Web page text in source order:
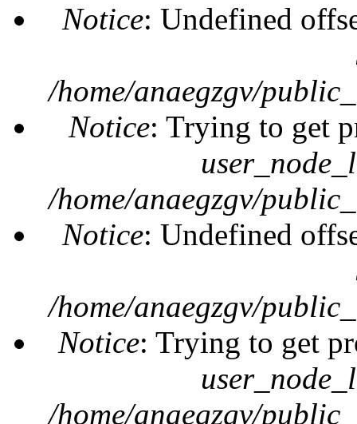
Notice: Undefined
/home/anaegzgv/
Notice: Trying to get
/home/anaegzgv/
Notice: Undefined
/home/anaegzgv/
Notice: Trying to get
/home/anaegzgv/